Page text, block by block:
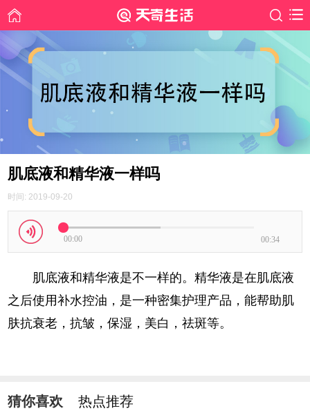
肌底液和精华液一样吗
时间: 2019-09-20
00:00 00:34
肌底液和精华液是不一样的。精华液是在肌底液
之后使用补水控油，是一种密集护理产品，能帮助肌
肤抗衰老，抗皱，保湿，美白，祛斑等。
猜你喜欢 热点推荐